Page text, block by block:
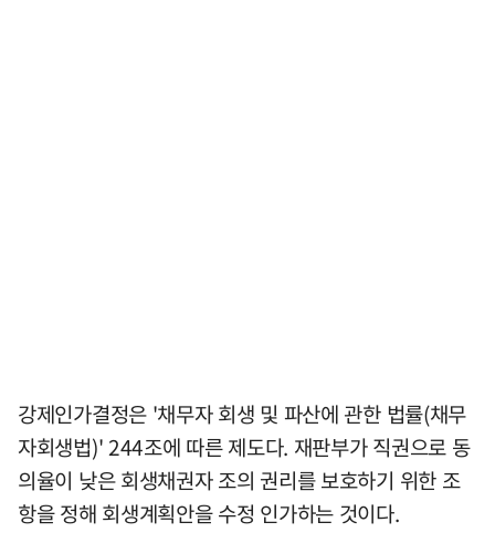
강제인가결정은 '채무자 회생 및 파산에 관한 법률(채무
자회생법)' 244조에 따른 제도다. 재판부가 직권으로 동
의율이 낮은 회생채권자 조의 권리를 보호하기 위한 조
항을 정해 회생계획안을 수정 인가하는 것이다.